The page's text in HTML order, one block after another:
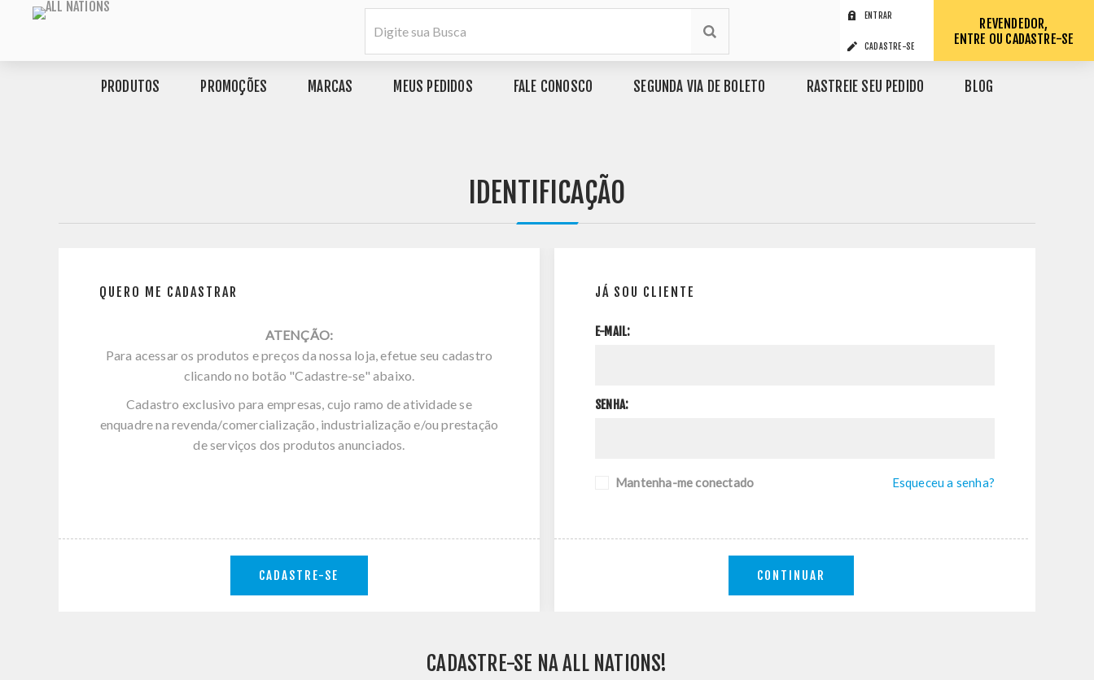
ENTRAR
CADASTRE-SE
REVENDEDOR,
ENTRE OU CADASTRE-SE
PRODUTOS PROMOÇÕES MARCAS MEUS PEDIDOS FALE CONOSCO SEGUNDA VIA DE BOLETO RASTREIE SEU PEDIDO BLOG
IDENTIFICAÇÃO
QUERO ME CADASTRAR
ATENÇÃO:
Para acessar os produtos e preços da nossa loja, efetue seu cadastro
clicando no botão "Cadastre-se" abaixo.
Cadastro exclusivo para empresas, cujo ramo de atividade se
enquadre na revenda/comercialização, industrialização e/ou prestação
de serviços dos produtos anunciados.
CADASTRE-SE
JÁ SOU CLIENTE
E-MAIL:
SENHA:
Mantenha-me conectado Esqueceu a senha?
CONTINUAR
CADASTRE-SE NA ALL NATIONS!